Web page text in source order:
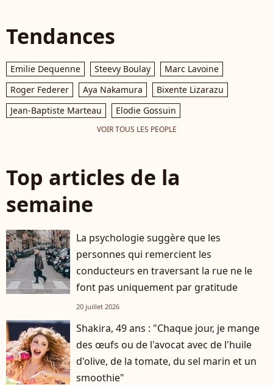
Tendances
Emilie Dequenne Steevy Boulay
Marc Lavoine
Roger Federer
Aya Nakamura
Bixente Lizarazu
Jean-Baptiste Marteau
Elodie Gossuin
VOIR TOUS LES PEOPLE
Top articles de la
semaine
La psychologie suggère que les
personnes qui remercient les
conducteurs en traversant la rue ne le
font pas uniquement par gratitude
20 juillet 2026
Shakira, 49 ans : "Chaque jour, je mange
des œufs ou de l'avocat avec de l'huile
d'olive, de la tomate, du sel marin et un
smoothie"